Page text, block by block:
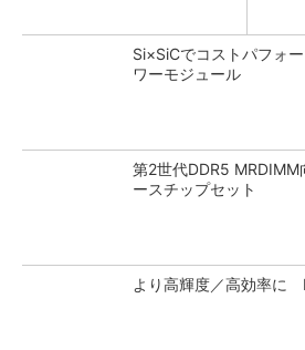
Si×SiCでコストパフォ
ワーモジュール
第2世代DDR5 MRDIMM
ースチップセット
より高輝度／高効率に